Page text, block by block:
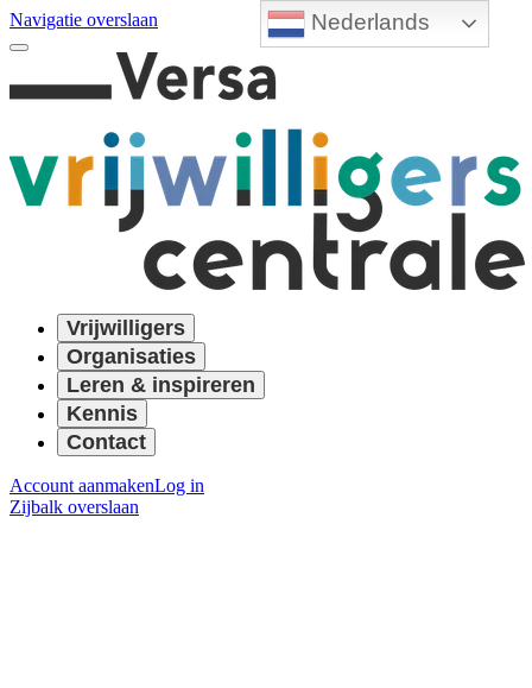
Nederlands
Navigatie overslaan
Vrijwilligers
Organisaties
Leren & inspireren
Kennis
Contact
Account aanmakenLog in
Zijbalk overslaan